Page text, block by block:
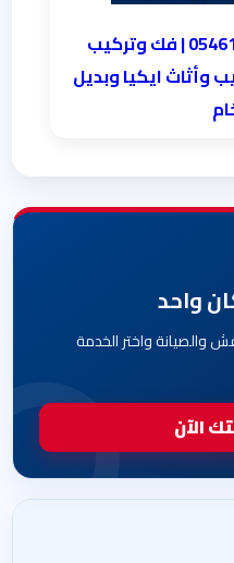
نجار الفيحاء بمكة 0546138860⁩ | فك وتركيب
وأثاث ايكيا وبديل
واحد
والصيانة واختر الخدمة
الآن